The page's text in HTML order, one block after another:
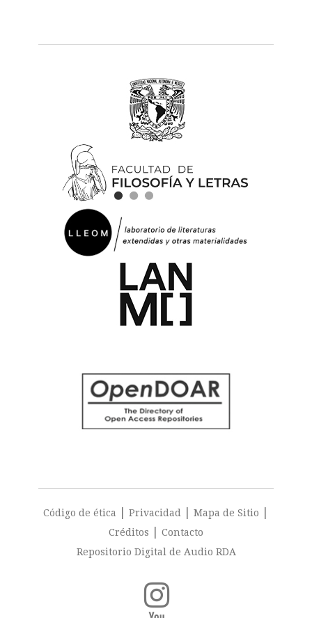
Código de ética Privacidad Mapa de Sitio
Créditos
Contacto
Repositorio Digital de Audio RDA